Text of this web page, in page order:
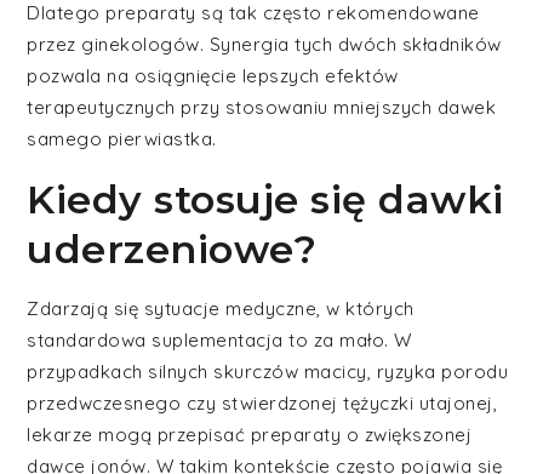
Dlatego preparaty są tak często rekomendowane
przez ginekologów. Synergia tych dwóch składników
pozwala na osiągnięcie lepszych efektów
terapeutycznych przy stosowaniu mniejszych dawek
samego pierwiastka.
Kiedy stosuje się dawki
uderzeniowe?
Zdarzają się sytuacje medyczne, w których
standardowa suplementacja to za mało. W
przypadkach silnych skurczów macicy, ryzyka porodu
przedwczesnego czy stwierdzonej tężyczki utajonej,
lekarze mogą przepisać preparaty o zwiększonej
dawce jonów. W takim kontekście często pojawia się